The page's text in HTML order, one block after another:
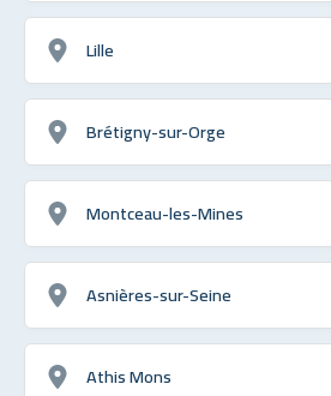
Lille
Brétigny-sur-Orge
Montceau-les-Mines
Asnières-sur-Seine
Athis Mons